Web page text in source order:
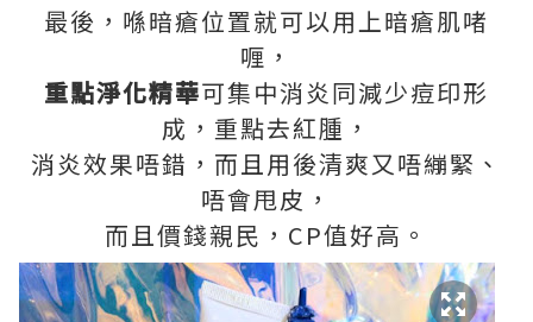
最後，喺暗瘡位置就可以用上暗瘡肌啫
喱，
重點淨化精華可集中消炎同減少痘印形
成，重點去紅腫，
消炎效果唔錯，而且用後清爽又唔繃緊、
唔會甩皮，
而且價錢親民，CP值好高。